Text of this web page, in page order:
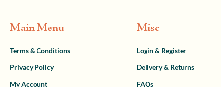
Main Menu
Terms & Conditions
Privacy Policy
My Account
Misc
Login & Register
Delivery & Returns
FAQs